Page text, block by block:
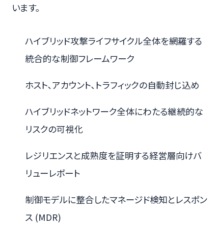
います。
ハイブリッド攻撃ライフサイクル全体を網羅する
統合的な制御フレームワーク
ホスト、アカウント、トラフィックの自動封じ込め
ハイブリッドネットワーク全体にわたる継続的な
リスクの可視化
レジリエンスと成熟度を証明する経営層向けバ
リューレポート
制御モデルに整合したマネージド検知とレスポン
ス (MDR)